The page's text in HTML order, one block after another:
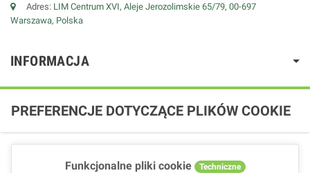
Adres: LIM Centrum XVI, Aleje Jerozolimskie 65/79, 00-697
Warszawa, Polska
INFORMACJA
PREFERENCJE DOTYCZĄCE PLIKÓW COOKIE
Funkcjonalne pliki cookie Techniczne